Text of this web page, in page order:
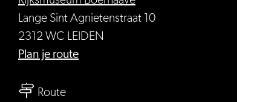
Lange Sint Agnietenstraat 10
2312 WC LEIDEN
Plan je routenaar
Routenaar